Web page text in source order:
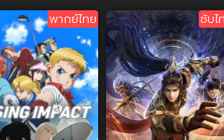
พากย์ไทย ซับไ